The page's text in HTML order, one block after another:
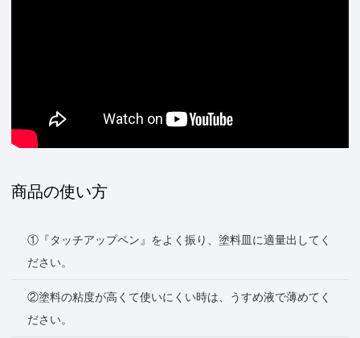
商品の使い方
①『タッチアップペン』をよく振り、塗料皿に適量出してく
ださい。
②塗料の粘度が高くて使いにくい時は、うすめ液で薄めてく
ださい。